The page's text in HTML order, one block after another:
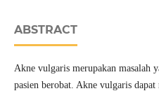
ABSTRACT
Akne vulgaris merupakan masalah
pasien berobat. Akne vulgaris